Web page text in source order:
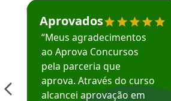
Estudante José recomenda o
Aprovados
“Meus agradecimentos
ao Aprova Concursos
pela parceria que
aprova. Através do curso
alcancei aprovação em